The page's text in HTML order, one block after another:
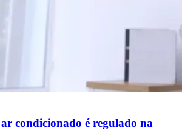
condicionado é regulado na